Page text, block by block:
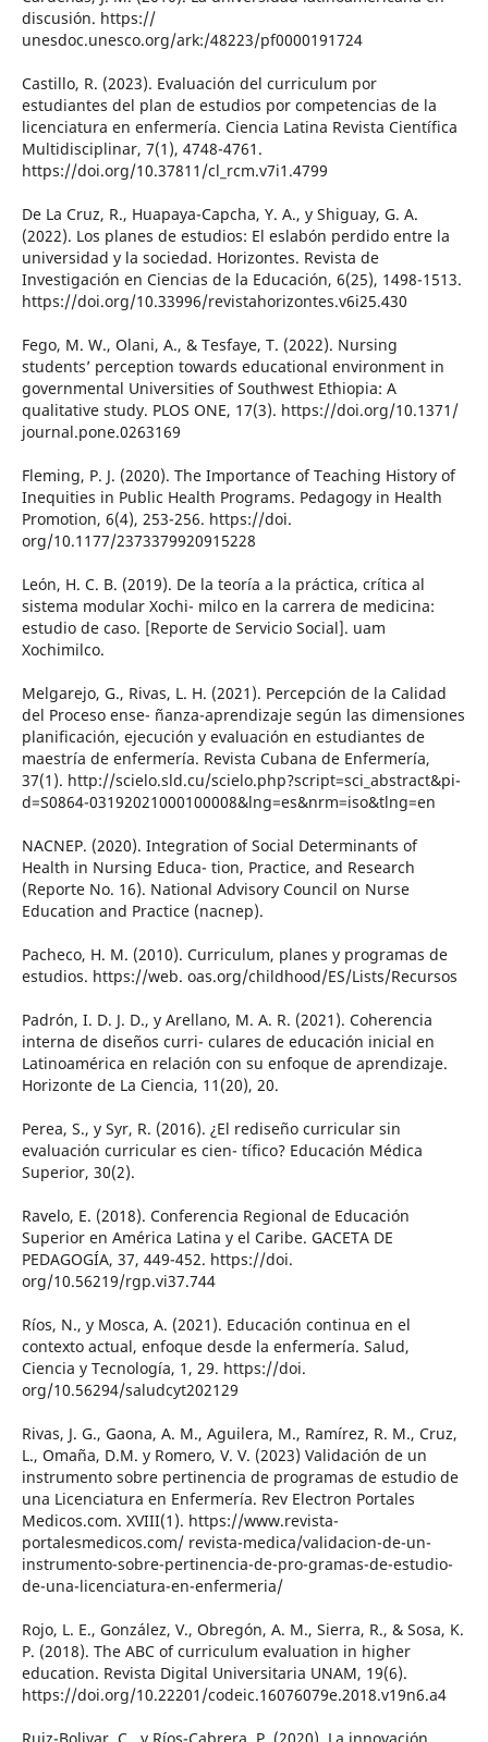
discusión. https://
unesdoc.unesco.org/ark:/48223/pf0000191724
Castillo, R. (2023). Evaluación del curriculum por
estudiantes del plan de estudios por competencias de la
licenciatura en enfermería. Ciencia Latina Revista Científica
Multidisciplinar, 7(1), 4748-4761.
https://doi.org/10.37811/cl_rcm.v7i1.4799
De La Cruz, R., Huapaya-Capcha, Y. A., y Shiguay, G. A.
(2022). Los planes de estudios: El eslabón perdido entre la
universidad y la sociedad. Horizontes. Revista de
Investigación en Ciencias de la Educación, 6(25), 1498-1513.
https://doi.org/10.33996/revistahorizontes.v6i25.430
Fego, M. W., Olani, A., & Tesfaye, T. (2022). Nursing
students’ perception towards educational environment in
governmental Universities of Southwest Ethiopia: A
qualitative study. PLOS ONE, 17(3). https://doi.org/10.1371/
journal.pone.0263169
Fleming, P. J. (2020). The Importance of Teaching History of
Inequities in Public Health Programs. Pedagogy in Health
Promotion, 6(4), 253-256. https://doi.
org/10.1177/2373379920915228
León, H. C. B. (2019). De la teoría a la práctica, crítica al
sistema modular Xochi- milco en la carrera de medicina:
estudio de caso. [Reporte de Servicio Social]. uam
Xochimilco.
Melgarejo, G., Rivas, L. H. (2021). Percepción de la Calidad
del Proceso ense- ñanza-aprendizaje según las dimensiones
planificación, ejecución y evaluación en estudiantes de
maestría de enfermería. Revista Cubana de Enfermería,
37(1). http://scielo.sld.cu/scielo.php?script=sci_abstract&pi-
d=S0864-03192021000100008&lng=es&nrm=iso&tlng=en
NACNEP. (2020). Integration of Social Determinants of
Health in Nursing Educa- tion, Practice, and Research
(Reporte No. 16). National Advisory Council on Nurse
Education and Practice (nacnep).
Pacheco, H. M. (2010). Curriculum, planes y programas de
estudios. https://web. oas.org/childhood/ES/Lists/Recursos
Padrón, I. D. J. D., y Arellano, M. A. R. (2021). Coherencia
interna de diseños curri- culares de educación inicial en
Latinoamérica en relación con su enfoque de aprendizaje.
Horizonte de La Ciencia, 11(20), 20.
Perea, S., y Syr, R. (2016). ¿El rediseño curricular sin
evaluación curricular es cien- tífico? Educación Médica
Superior, 30(2).
Ravelo, E. (2018). Conferencia Regional de Educación
Superior en América Latina y el Caribe. GACETA DE
PEDAGOGÍA, 37, 449-452. https://doi.
org/10.56219/rgp.vi37.744
Ríos, N., y Mosca, A. (2021). Educación continua en el
contexto actual, enfoque desde la enfermería. Salud,
Ciencia y Tecnología, 1, 29. https://doi.
org/10.56294/saludcyt202129
Rivas, J. G., Gaona, A. M., Aguilera, M., Ramírez, R. M., Cruz,
L., Omaña, D.M. y Romero, V. V. (2023) Validación de un
instrumento sobre pertinencia de programas de estudio de
una Licenciatura en Enfermería. Rev Electron Portales
Medicos.com. XVIII(1). https://www.revista-
portalesmedicos.com/ revista-medica/validacion-de-un-
instrumento-sobre-pertinencia-de-pro-gramas-de-estudio-
de-una-licenciatura-en-enfermeria/
Rojo, L. E., González, V., Obregón, A. M., Sierra, R., & Sosa, K.
P. (2018). The ABC of curriculum evaluation in higher
education. Revista Digital Universitaria UNAM, 19(6).
https://doi.org/10.22201/codeic.16076079e.2018.v19n6.a4